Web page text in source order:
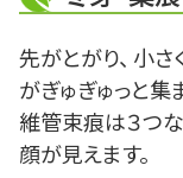
先がとがり、 小さ
がぎゅぎゅっと
維管束痕は３つ
顔が見えます。